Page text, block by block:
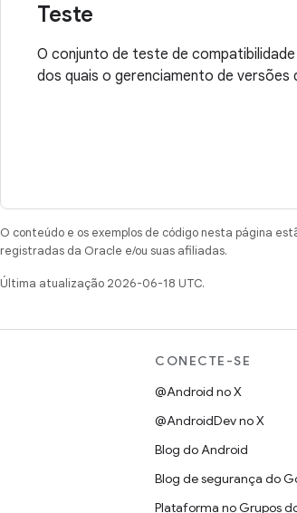
Teste
O conjunto de teste de
dos quais o gerenciamento de versões
O conteúdo e os exemplos de código nesta página
registradas da Oracle e/ou suas afiliadas.
Última atualização 2026-06-18 UTC.
CONECTE-SE
@Android no X
@AndroidDev no X
Blog do Android
Blog de segurança do
Plataforma no Grupos